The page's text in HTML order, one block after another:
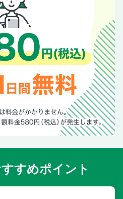
ナイトチャージ マスク
すめポイント